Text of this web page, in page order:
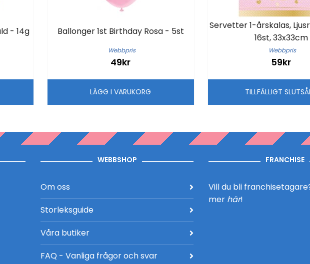
- 14g Ballonger 1st Birthday Rosa - 5st
Webbpris
49kr
LÄGG I VARUKORG
Servetter 1-årskalas,
16st, 33x33cm
Webbpris
59kr
TILLFÄLLIGT
WEBBSHOP
Om oss
Storleksguide
Våra butiker
FAQ - Vanliga frågor och svar
FRANCHISE
Vill du bli
mer här!